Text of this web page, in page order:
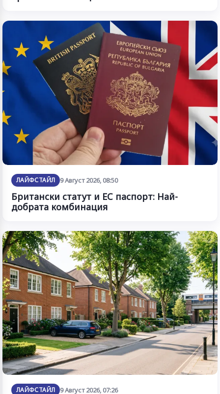
ЛАЙФСТАЙЛ 9 Август 2026, 08:50
Британски статут и ЕС паспорт: Най-
добрата комбинация
ЛАЙФСТАЙЛ 9 Август 2026, 07:26